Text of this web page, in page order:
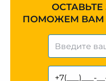
ПОМОЖЕМ ВАМ